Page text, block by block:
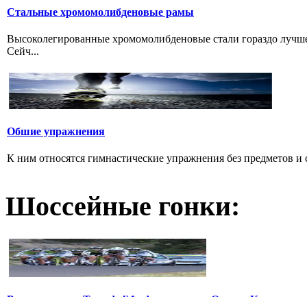
Стальные хромомолибденовые рамы
Высоколегированные хромомолибденовые стали гораздо
Сейч...
Обшие упражнения
К ним относятся гимнастические упражнения без предметов
Шоссейные гонки: